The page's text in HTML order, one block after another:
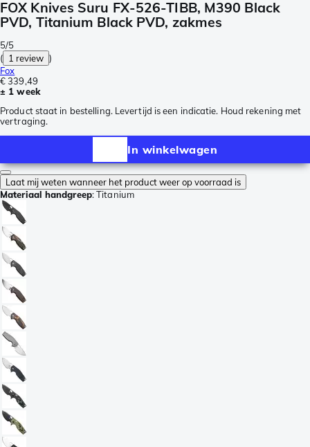
FOX Knives Suru FX-526-TIBB, M390 Black
PVD, Titanium Black PVD, zakmes
5/5
( 1 review )
Fox
€ 339,49
± 1 week
Product staat in bestelling. Levertijd is een indicatie. Houd rekening met
vertraging.
In winkelwagen
Laat mij weten wanneer het product weer op voorraad is
Materiaal handgreep:Titanium